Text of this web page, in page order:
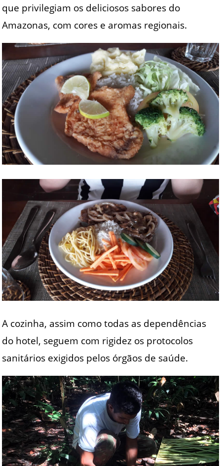
que privilegiam os deliciosos sabores do
Amazonas, com cores e aromas regionais.
A cozinha, assim como todas as dependências
do hotel, seguem com rigidez os protocolos
sanitários exigidos pelos órgãos de saúde.